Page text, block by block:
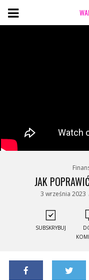
JAK
3 września 2023
SUBSKRYBUJ